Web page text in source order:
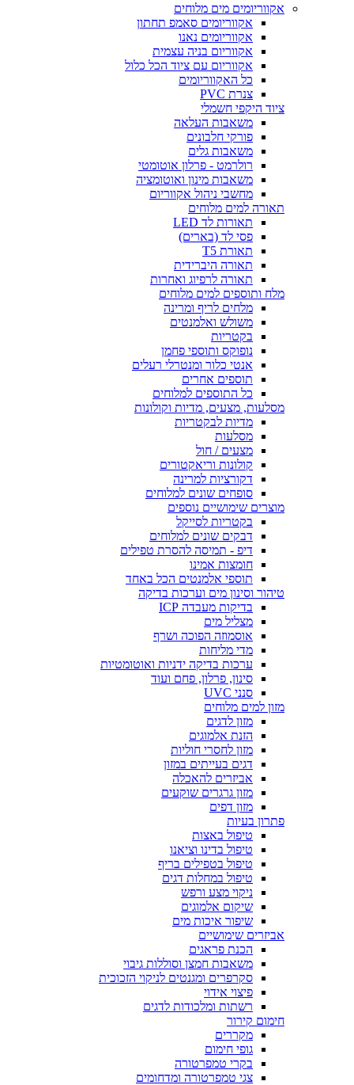
אקווריומים מים מלוחים
אקווריומים סאמפ תחתון
אקווריומים נאנו
אקווריום בניה עצמית
אקווריום עם ציוד הכל כלול
כל האקווריומים
צנרת PVC
ציוד היקפי חשמלי
משאבות העלאה
פורקי חלבונים
משאבות גלים
רולרמט - פרלון אוטומטי
משאבות מינון ואוטומציה
מחשבי ניהול אקווריום
תאורה למים מלוחים
תאורות לד LED
פסי לד (בארים)
תאורת T5
תאורה היברידית
תאורה לרפיוג ואחרות
מלח ותוספים למים מלוחים
מלחים לריף ומרינה
משולש ואלמנטים
בקטריות
נופוקס ותוספי פחמן
אנטי כלור ומנטרלי רעלים
תוספים אחרים
כל התוספים למלוחים
מסלעות, מצעים, מדיות וקולונות
מדיות לבקטריות
מסלעות
מצעים / חול
קולונות וריאקטורים
דקורציות למרינה
סופחים שונים למלוחים
מוצרים שימושיים נוספים
בקטריות לסייקל
דבקים שונים למלוחים
דיפ - תמיסה להסרת טפילים
חומצות אמינו
תוספי אלמנטים הכל באחד
טיהור וסינון מים וערכות בדיקה
בדיקות מעבדה ICP
מצליל מים
אוסמוזה הפוכה ושרף
מדי מליחות
ערכות בדיקה ידניות ואוטומטיות
סינון, פרלון, פחם ועוד
סנני UVC
מזון למים מלוחים
מזון לדגים
הזנת אלמוגים
מזון לחסרי חוליות
דגים בעייתים במזון
אביזרים להאכלה
מזון גרגרים שוקעים
מזון דפים
פתרון בעיות
טיפול באצות
טיפול בדינו וציאנו
טיפול בטפילים בריף
טיפול במחלות דגים
ניקוי מצע ורפש
שיקום אלמוגים
שיפור איכות מים
אביזרים שימושיים
הכנת פראגים
משאבות חמצן וסוללות גיבוי
סקרפרים ומגנטים לניקוי הזכוכית
פיצוי אידוי
רשתות ומלכודות לדגים
חימום קירור
מקררים
גופי חימום
בקרי טמפרטורה
צגי טמפרטורה ומדחומים